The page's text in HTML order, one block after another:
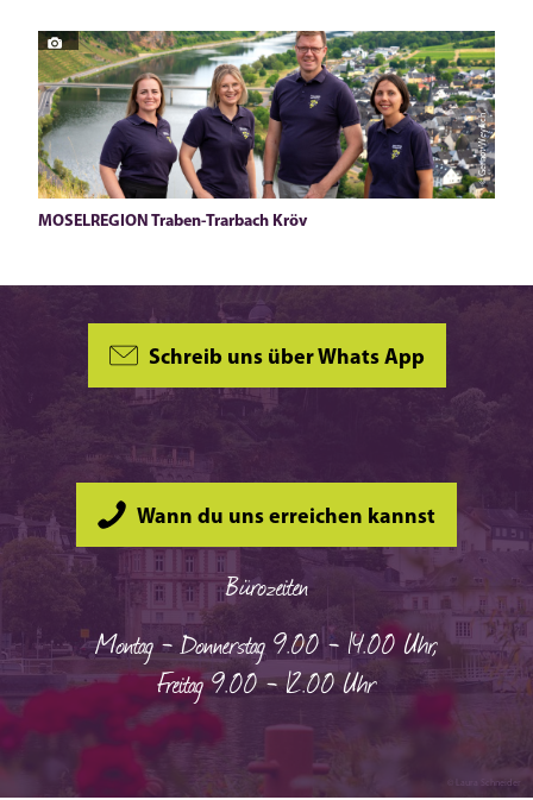
© Gernot Weyrich
MOSELREGION Traben-Trarbach Kröv
© Laura Schneider
Schreib uns über Whats App
Wann du uns erreichen kannst
Bürozeiten
Montag - Donnerstag 9.00 - 14.00 Uhr,
Freitag 9.00 - 12.00 Uhr